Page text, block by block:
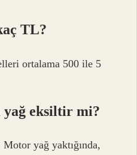
TL?
ortalama 500 ile 5
yağ eksiltir mi?
Motor yağ yaktığında,